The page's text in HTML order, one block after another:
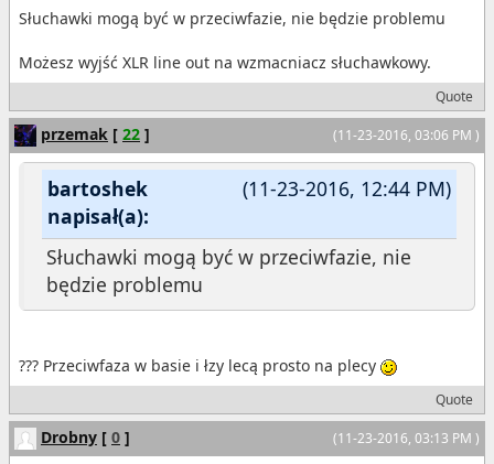
Słuchawki mogą być w przeciwfazie, nie będzie problemu
Możesz wyjść XLR line out na wzmacniacz słuchawkowy.
Quote
(11-23-2016, 03:06 PM )
przemak [ 22 ]
(11-23-2016, 12:44 PM)
bartoshek
napisał(a):
Słuchawki mogą być w przeciwfazie, nie
będzie problemu
??? Przeciwfaza w basie i łzy lecą prosto na plecy
Quote
(11-23-2016, 03:13 PM )
Drobny [ 0 ]